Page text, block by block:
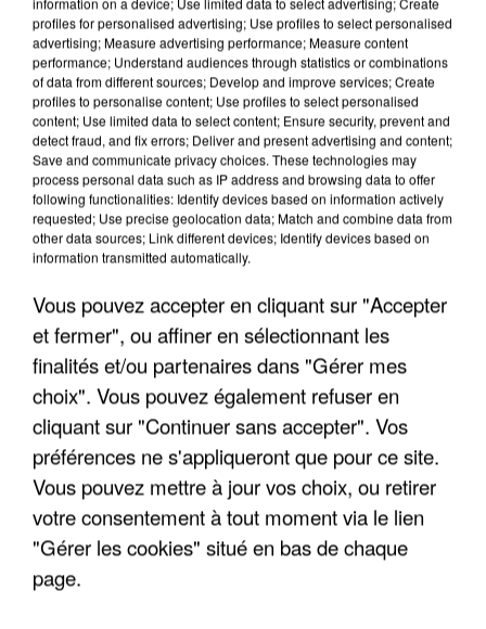
APRÈS TOUTES CES CANICULES, LES REFUGES
DE FAUNE SAUVAGE SONT...
profiles for personalised advertising; Use profiles to select personalised
advertising; Measure advertising performance; Measure content
performance; Understand audiences through statistics or combinations
of data from different sources; Develop and improve services; Create
profiles to personalise content; Use profiles to select personalised
content; Use limited data to select content; Ensure security, prevent and
detect fraud, and fix errors; Deliver and present advertising and content;
Save and communicate privacy choices. These technologies may
process personal data such as IP address and browsing data to offer
following functionalities: Identify devices based on information actively
requested; Use precise geolocation data; Match and combine data from
other data sources; Link different devices; Identify devices based on
information transmitted automatically.
Vous pouvez accepter en cliquant sur "Accepter
et fermer", ou affiner en sélectionnant les
finalités et/ou partenaires dans "Gérer mes
choix". Vous pouvez également refuser en
cliquant sur "Continuer sans accepter". Vos
préférences ne s'appliqueront que pour ce site.
Vous pouvez mettre à jour vos choix, ou retirer
votre consentement à tout moment via le lien
"Gérer les cookies" situé en bas de chaque
page.